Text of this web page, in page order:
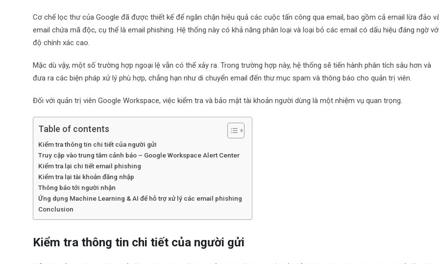
Cơ chế lọc thư của Google đã được thiết kế để ngăn chặn hiệu quả các cuộc tấn công qua email, bao gồm cả email lừa đảo
email chứa mã độc, cụ thể là email phishing. Hệ thống này có khả năng phân loại và loại bỏ các email có dấu hiệu đáng ngờ
độ chính xác cao.
Mặc dù vậy, một số trường hợp ngoại lệ vẫn có thể xảy ra. Trong trường hợp này, hệ thống sẽ tiến hành phân tích sâu hơn và
đưa ra các biện pháp xử lý phù hợp, chẳng hạn như di chuyển email đến thư mục spam và thông báo cho quản trị viên.
Đối với quản trị viên Google Workspace, việc kiểm tra và bảo mật tài khoản người dùng là một nhiệm vụ quan trọng.
Table of contents
Kiểm tra thông tin chi tiết của người gửi
Truy cập vào trung tâm cảnh báo – Google Workspace Alert Center
Kiểm tra lại chi tiết email phishing
Kiểm tra lại tài khoản đăng nhập
Thông báo tới người nhận
Ứng dụng Machine Learning & AI để hỗ trợ xử lý các email phishing
Conclusion
Kiểm tra thông tin chi tiết của người gửi